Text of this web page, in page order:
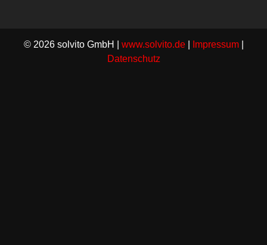
© 2026 solvito GmbH | www.solvito.de| Impressum|
Datenschutz